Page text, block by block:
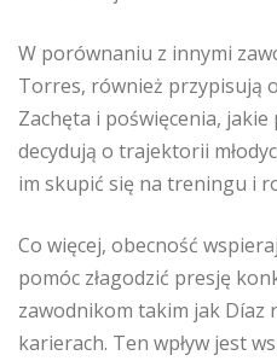
W porównaniu z innymi
Torres, również przypisują
Zachęta i poświęcenia,
decydują o trajektorii
im skupić się na treningu i
Co więcej, obecność
pomóc złagodzić presję
zawodnikom takim jak Díaz
karierach. Ten wpływ jest